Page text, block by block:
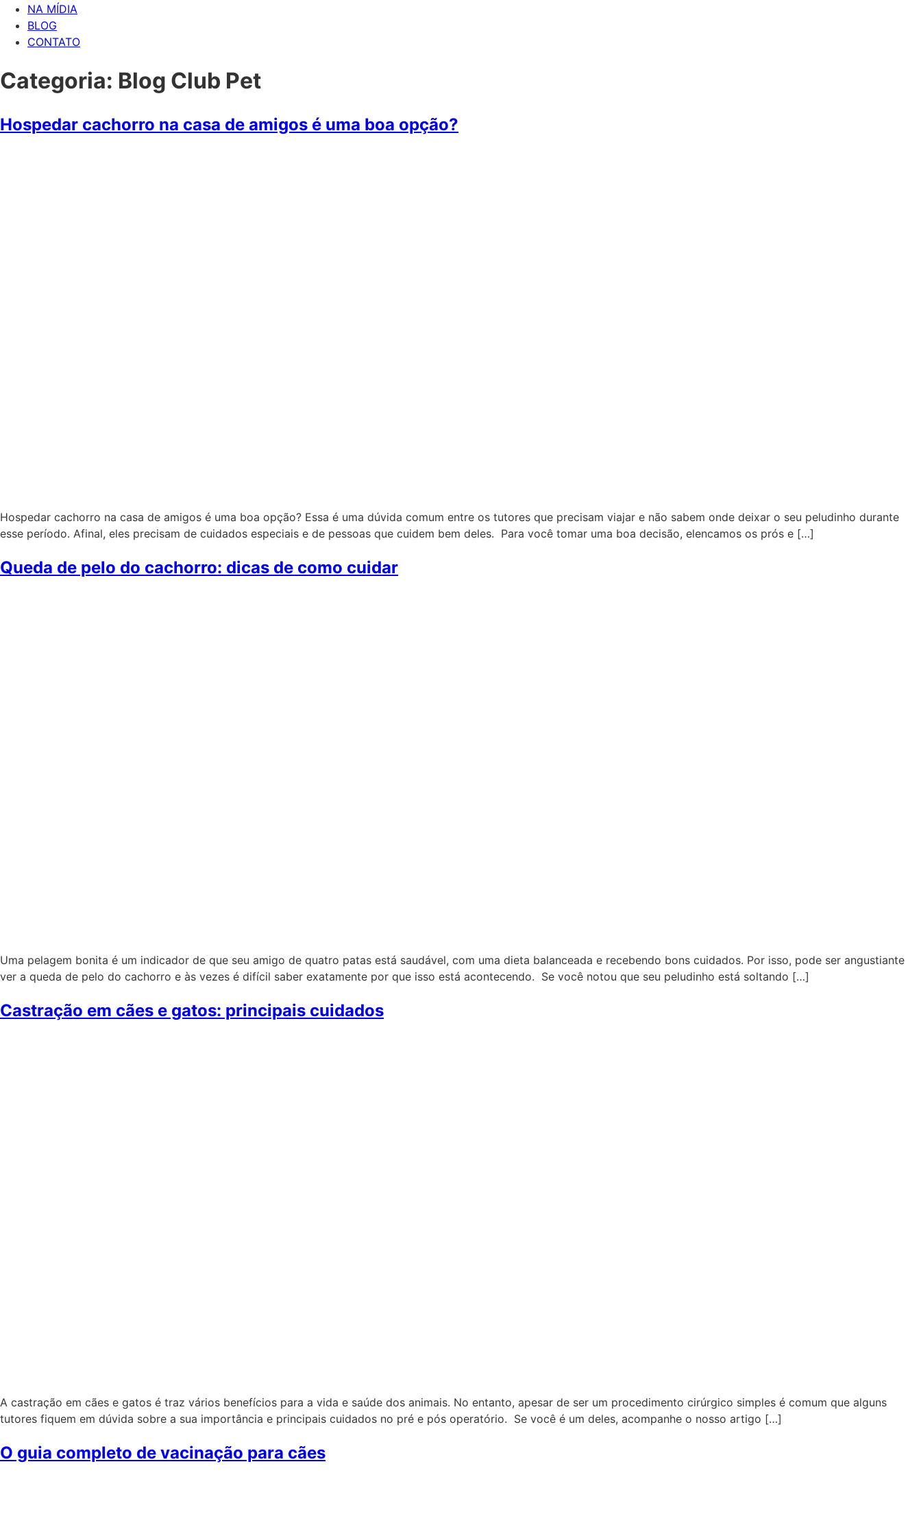
NA MÍDIA
BLOG
CONTATO
Categoria: Blog Club Pet
Hospedar cachorro na casa de amigos é uma boa opção?
Hospedar cachorro na casa de amigos é uma boa opção? Essa é uma dúvida comum entre os tutores que precisam viajar e não sabem onde deixar o seu peludinho durante
esse período. Afinal, eles precisam de cuidados especiais e de pessoas que cuidem bem deles. Para você tomar uma boa decisão, elencamos os prós e […]
Queda de pelo do cachorro: dicas de como cuidar
Uma pelagem bonita é um indicador de que seu amigo de quatro patas está saudável, com uma dieta balanceada e recebendo bons cuidados. Por isso, pode ser angustiante
ver a queda de pelo do cachorro e às vezes é difícil saber exatamente por que isso está acontecendo. Se você notou que seu peludinho está soltando […]
Castração em cães e gatos: principais cuidados
A castração em cães e gatos é traz vários benefícios para a vida e saúde dos animais. No entanto, apesar de ser um procedimento cirúrgico simples é comum que alguns
tutores fiquem em dúvida sobre a sua importância e principais cuidados no pré e pós operatório. Se você é um deles, acompanhe o nosso artigo […]
O guia completo de vacinação para cães